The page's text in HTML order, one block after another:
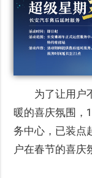
为了让用户不
暖的喜庆氛围，
务中心，已装点
户在春节的喜庆